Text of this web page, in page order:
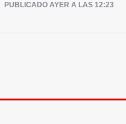
PUBLICADO AYER A LAS 12:23